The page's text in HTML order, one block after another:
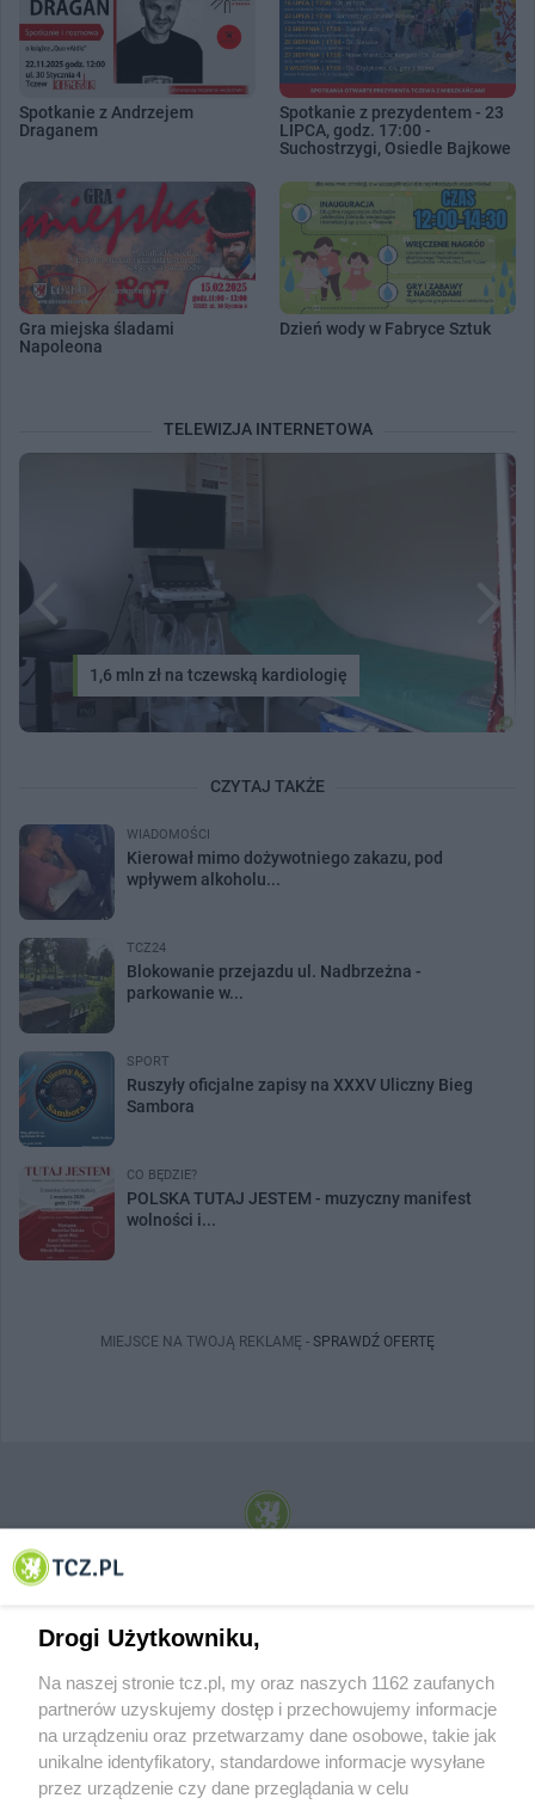
Spotkanie z Andrzejem
Draganem
Spotkanie z prezydentem - 23
LIPCA, godz. 17:00 -
Suchostrzygi, Osiedle Bajkowe
Gra miejska śladami
Napoleona
Dzień wody w Fabryce Sztuk
TELEWIZJA INTERNETOWA
1,6 mln zł na tczewską kardiologię
CZYTAJ TAKŻE
WIADOMOŚCI
Kierował mimo dożywotniego zakazu, pod
wpływem alkoholu...
TCZ24
Blokowanie przejazdu ul. Nadbrzeżna -
parkowanie w...
SPORT
Ruszyły oficjalne zapisy na XXXV Uliczny Bieg
Sambora
CO BĘDZIE?
POLSKA TUTAJ JESTEM - muzyczny manifest
wolności i...
MIEJSCE NA TWOJĄ REKLAMĘ - SPRAWDŹ OFERTĘ
© 2001-2026 Tczew - TCZ.PL Sp. z o.o. Internetowy Serwis Informacyjny Miasta
Drogi Użytkowniku,
Na naszej stronie tcz.pl, my oraz naszych 1162 zaufanych
partnerów uzyskujemy dostęp i przechowujemy informacje
na urządzeniu oraz przetwarzamy dane osobowe, takie jak
unikalne identyfikatory, standardowe informacje wysyłane
przez urządzenie czy dane przeglądania w celu